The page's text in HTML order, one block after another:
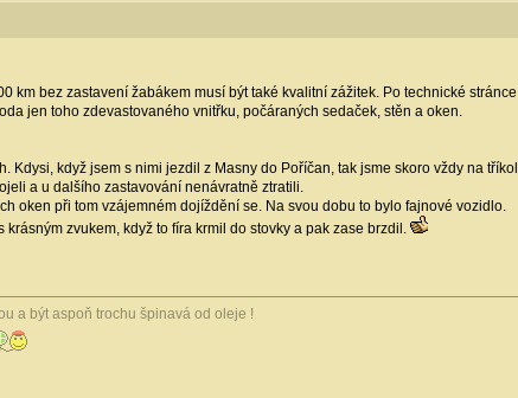
km bez zastavení žabákem musí být také kvalitní zážitek. Po technické
jen toho zdevastovaného vnitřku, počáraných sedaček, stěn a oken.
Kdysi, když jsem s nimi jezdil z Masny do Poříčan, tak jsme skoro vždy na
a u dalšího zastavování nenávratně ztratili.
oken při tom vzájemném dojíždění se. Na svou dobu to bylo fajnové vozidlo.
zvukem, když to fíra krmil do stovky a pak zase brzdil.
a být aspoň trochu špinavá od oleje !